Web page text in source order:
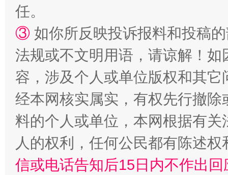
“蜀中异人”王建安的艺术幻境
任。
③ 如你所反映投诉报料和投稿
法规或不文明用语，请谅解！
容，涉及个人或单位版权和其它
经本网核实属实，有权先行撤
料的个人或单位，本网根据有
人的权利，任何公民都有陈述
信或电话告知后15日内不作出